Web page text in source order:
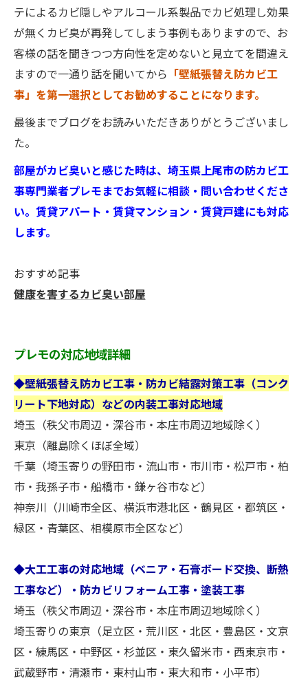
テによるカビ隠しやアルコール系製品でカビ処理し効果
が無くカビ臭が再発してしまう事例もありますので、お
客様の話を聞きつつ方向性を定めないと見立てを間違え
ますので一通り話を聞いてから 「壁紙張替え防カビ工
事」を第一選択としてお勧めすることになります。
最後までブログをお読みいただきありがとうございまし
た。
部屋がカビ臭いと感じた時は、埼玉県上尾市の防カビ工
事専門業者プレモまでお気軽に相談・問い合わせくださ
い。賃貸アパート・賃貸マンション・賃貸戸建にも対応
します。
おすすめ記事
健康を害するカビ臭い部屋
プレモの対応地域詳細
◆壁紙張替え防カビ工事・防カビ結露対策工事（コンク
リート下地対応）などの内装工事対応地域
埼玉（秩父市周辺・深谷市・本庄市周辺地域除く）
東京（離島除くほぼ全域）
千葉（埼玉寄りの野田市・流山市・市川市・松戸市・柏
市・我孫子市・船橋市・鎌ヶ谷市など）
神奈川（川崎市全区、横浜市港北区・鶴見区・都筑区・
緑区・青葉区、相模原市全区など）
◆大工工事の対応地域（ベニア・石膏ボード交換、断熱
工事など）・防カビリフォーム工事・塗装工事
埼玉（秩父市周辺・深谷市・本庄市周辺地域除く）
埼玉寄りの東京（足立区・荒川区・北区・豊島区・文京
区・練馬区・中野区・杉並区・東久留米市・西東京市・
武蔵野市・清瀬市・東村山市・東大和市・小平市）